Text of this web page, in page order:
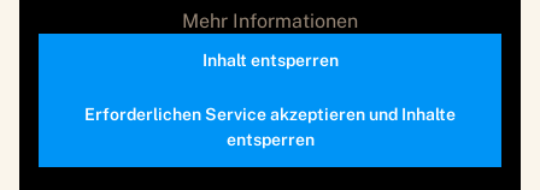
Mehr Informationen
Inhalt entsperren
Erforderlichen Service akzeptieren und Inhalte
entsperren